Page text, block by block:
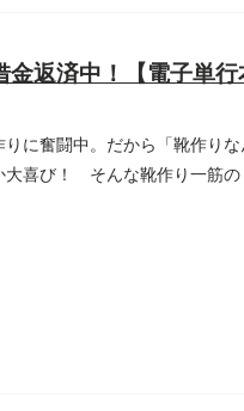
返済中！【電子単行
に奮闘中。だから「靴作りな
喜び！ そんな靴作り一筋の